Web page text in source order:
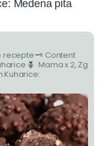
Medena pita
recepte🗝 Content
Mama x 2, Zg
Kuharice: